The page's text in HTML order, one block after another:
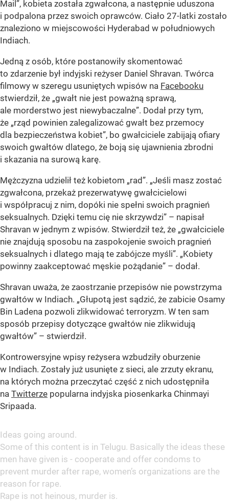
Mail”, kobieta została zgwałcona, a następnie uduszona
i podpalona przez swoich oprawców. Ciało 27-latki zostało
znaleziono w miejscowości Hyderabad w południowych
Indiach.
Jedną z osób, które postanowiły skomentować
to zdarzenie był indyjski reżyser Daniel Shravan. Twórca
filmowy w szeregu usuniętych wpisów na Facebooku
stwierdził, że „gwałt nie jest poważną sprawą,
ale morderstwo jest niewybaczalne”. Dodał przy tym,
że „rząd powinien zalegalizować gwałt bez przemocy
dla bezpieczeństwa kobiet”, bo gwałciciele zabijają ofiary
swoich gwałtów dlatego, że boją się ujawnienia zbrodni
i skazania na surową karę.
Mężczyzna udzielił też kobietom „rad”. „Jeśli masz zostać
zgwałcona, przekaż prezerwatywę gwałcicielowi
i współpracuj z nim, dopóki nie spełni swoich pragnień
seksualnych. Dzięki temu cię nie skrzywdzi” – napisał
Shravan w jednym z wpisów. Stwierdził też, że „gwałciciele
nie znajdują sposobu na zaspokojenie swoich pragnień
seksualnych i dlatego mają te zabójcze myśli”. „Kobiety
powinny zaakceptować męskie pożądanie” – dodał.
Shravan uważa, że zaostrzanie przepisów nie powstrzyma
gwałtów w Indiach. „Głupotą jest sądzić, że zabicie Osamy
Bin Ladena pozwoli zlikwidować terroryzm. W ten sam
sposób przepisy dotyczące gwałtów nie zlikwidują
gwałtów” – stwierdził.
Kontrowersyjne wpisy reżysera wzbudziły oburzenie
w Indiach. Zostały już usunięte z sieci, ale zrzuty ekranu,
na których można przeczytać część z nich udostępniła
na Twitterze popularna indyjska piosenkarka Chinmayi
Sripaada.
Ideas going around.
Some of this content is in Telugu. Basically the ideas these
men have given is - cooperate and offer condoms to
prevent murder after rape, women’s organizations are the
reason for rape.
Rape is not heinous, murder is.